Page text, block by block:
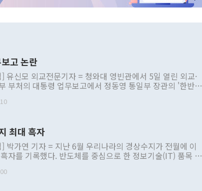
고 논란
유신모 외교전문기자 = 청와대 영빈관에서 5일 열린 외교·
부처의 대통령 업무보고에서 정동영 통일부 장관의 '한반도
부 내 조율을 거치지 않은 사안을 정책으로 추진하겠다고 공
근거한 비현실적 구상'이라는 비판을 내놨다. 그동안 정 장
관련 발언이 물의를 빚은 적은 여러 번 있지만 대통령과 유
공개적으로 부정적 입장을 표명한 것은 이례적이다. 정 장
북 접근법과 월권을 제어해야 한다는 목소리도 높아지고 있
최대 흑자
박가연 기자 = 지난 6월 우리나라의 경상수지가 전월에 이
자를 기록했다. 반도체를 중심으로 한 정보기술(IT) 품목 수
르